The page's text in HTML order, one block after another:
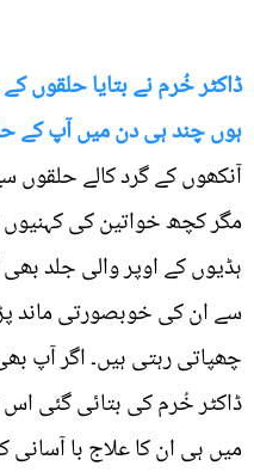
ڈاکٹر خُرم نے بتایا
ہوں چند ہی دن میں آپ کے
آنکھوں کے گرد کالے حلقوں
مگر کچھ خواتین کی
ہڈیوں کے اوپر والی جلد
سے ان کی خوبصورتی ماند
چھپاتی رہتی ہیں۔ اگر آپ
ڈاکٹر خُرم کی بتائی گئی
میں ہی ان کا علاج با آسانی